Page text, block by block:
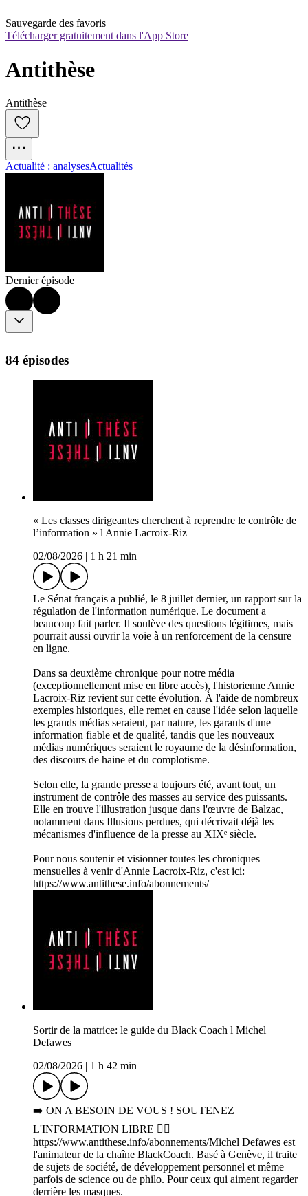
Sauvegarde des favoris
Télécharger gratuitement dans l'App Store
Antithèse
Antithèse
Actualité : analysesActualités
Dernier épisode
84 épisodes
« Les classes dirigeantes cherchent à reprendre le contrôle de
l’information » l Annie Lacroix-Riz
02/08/2026
1 h 21 min
Le Sénat français a publié, le 8 juillet dernier, un rapport sur la
régulation de l'information numérique. Le document a
beaucoup fait parler. Il soulève des questions légitimes, mais
pourrait aussi ouvrir la voie à un renforcement de la censure
en ligne.
Dans sa deuxième chronique pour notre média
(exceptionnellement mise en libre accès), l'historienne Annie
Lacroix-Riz revient sur cette évolution. À l'aide de nombreux
exemples historiques, elle remet en cause l'idée selon laquelle
les grands médias seraient, par nature, les garants d'une
information fiable et de qualité, tandis que les nouveaux
médias numériques seraient le royaume de la désinformation,
des discours de haine et du complotisme.
Selon elle, la grande presse a toujours été, avant tout, un
instrument de contrôle des masses au service des puissants.
Elle en trouve l'illustration jusque dans l'œuvre de Balzac,
notamment dans Illusions perdues, qui décrivait déjà les
mécanismes d'influence de la presse au XIXᵉ siècle.
Pour nous soutenir et visionner toutes les chroniques
mensuelles à venir d'Annie Lacroix-Riz, c'est ici:
https://www.antithese.info/abonnements/
Sortir de la matrice: le guide du Black Coach l Michel
Defawes
02/08/2026
1 h 42 min
➡️ ON A BESOIN DE VOUS ! SOUTENEZ
L'INFORMATION LIBRE 👉🏻
https://www.antithese.info/abonnements/Michel Defawes est
l'animateur de la chaîne BlackCoach. Basé à Genève, il traite
de sujets de société, de développement personnel et même
parfois de science ou de philo. Pour ceux qui aiment regarder
derrière les masques.